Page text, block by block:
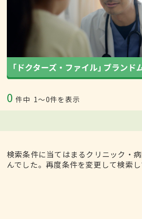
0 件中 1〜0件を表示
検索条件に当てはまるクリニック・
んでした。再度条件を変更して検索し